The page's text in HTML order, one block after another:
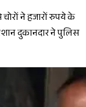
ने हजारों रुपये के
दुकानदार ने पुलिस